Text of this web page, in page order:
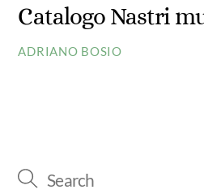
Catalogo Nastri
ADRIANO BOSIO